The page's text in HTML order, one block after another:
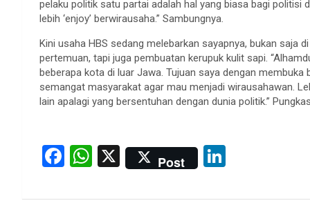
pelaku politik satu partai adalah hal yang biasa bagi politisi
lebih ‘enjoy’ berwirausaha.” Sambungnya.
Kini usaha HBS sedang melebarkan sayapnya, bukan saja
pertemuan, tapi juga pembuatan kerupuk kulit sapi.
beberapa kota di luar Jawa. Tujuan saya dengan
semangat masyarakat agar mau menjadi wirausahawan.
lain apalagi yang bersentuhan dengan dunia politik.”
F
ce
W
at
X Post
ke